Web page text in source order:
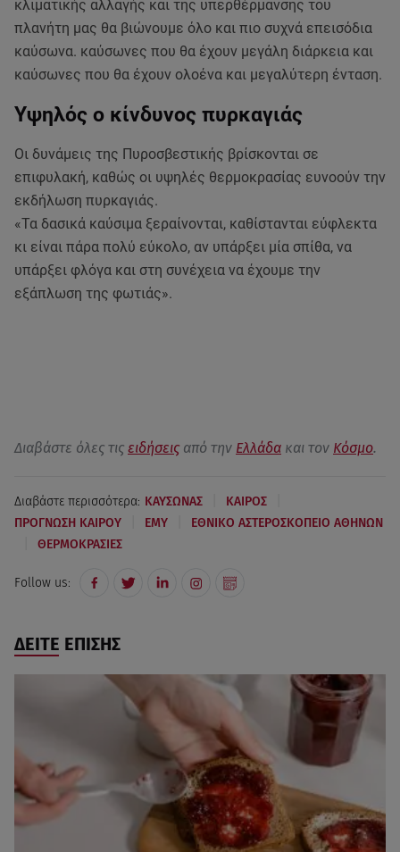
κλιματικής αλλαγής και της υπερθέρμανσης του
πλανήτη μας θα βιώνουμε όλο και πιο συχνά επεισόδια
καύσωνα. καύσωνες που θα έχουν μεγάλη διάρκεια και
καύσωνες που θα έχουν ολοένα και μεγαλύτερη ένταση.
Υψηλός ο κίνδυνος πυρκαγιάς
Οι δυνάμεις της Πυροσβεστικής βρίσκονται σε
επιφυλακή, καθώς οι υψηλές θερμοκρασίας ευνοούν την
εκδήλωση πυρκαγιάς.
«Τα δασικά καύσιμα ξεραίνονται, καθίστανται εύφλεκτα
κι είναι πάρα πολύ εύκολο, αν υπάρξει μία σπίθα, να
υπάρξει φλόγα και στη συνέχεια να έχουμε την
εξάπλωση της φωτιάς».
Διαβάστε όλες τις ειδήσεις από την Ελλάδα και τον Κόσμο.
Διαβάστε περισσότερα: ΚΑΥΣΩΝΑΣ ΚΑΙΡΟΣ
ΠΡΟΓΝΩΣΗ ΚΑΙΡΟΥ ΕΜΥ ΕΘΝΙΚΟ ΑΣΤΕΡΟΣΚΟΠΕΙΟ ΑΘΗΝΩΝ
ΘΕΡΜΟΚΡΑΣΙΕΣ
Follow us:
ΔΕΙΤΕ ΕΠΙΣΗΣ